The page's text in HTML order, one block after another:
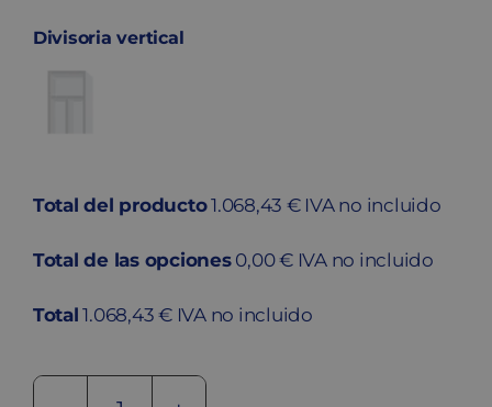
Divisoria vertical
Total del producto1.068,43 € IVA no incluido
Total de las opciones 0,00 € IVA no incluido
Total 1.068,43 € IVA no incluido